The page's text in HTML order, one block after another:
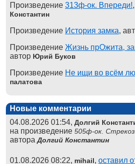
Произведение 313ф-ок. Впереди!
Константин
Произведение История замка,
Произведение Жизнь прОжита,
автор Юрий Буков
Произведение Не ищи во всём
палатова
Новые комментарии
04.08.2026 01:54, Долгий
на произведение 505ф-ок.
автораДолгий Константин
01.08.2026 08:22, mihail, оставил